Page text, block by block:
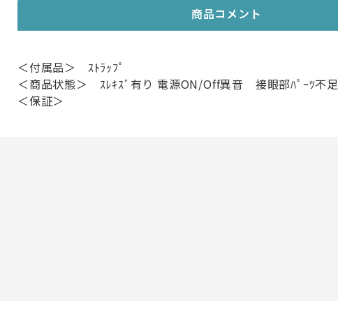
商品コメント
＜付属品＞ ｽﾄﾗｯﾌﾟ
＜商品状態＞ ｽﾚｷｽﾞ有り 電源ON/Off異音 接眼部ﾊﾟｰﾂ不足
＜保証＞